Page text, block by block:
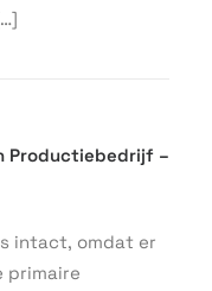
Productiebedrijf –
intact, omdat er
primaire